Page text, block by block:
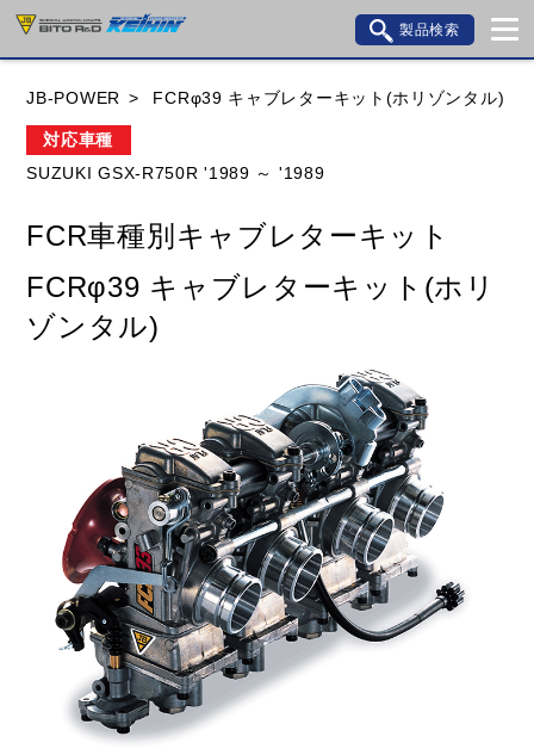
製品検索
HUSQVANA
閉じる
JB-POWER FCRφ39 キャブレターキット(ホリゾンタル)
対応車種
SUZUKI GSX-R750R '1989 ～ '1989
FCR車種別キャブレターキット
FCRφ39 キャブレターキット(ホリ
ゾンタル)